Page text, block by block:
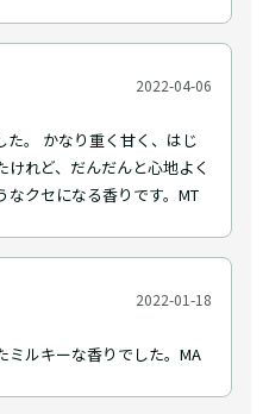
2022-04-06
。 かなり重く甘く、はじ
れど、だんだんと心地よく
なクセになる香りです。MT
2022-01-18
ミルキーな香りでした。MA